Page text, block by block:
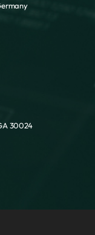
30024